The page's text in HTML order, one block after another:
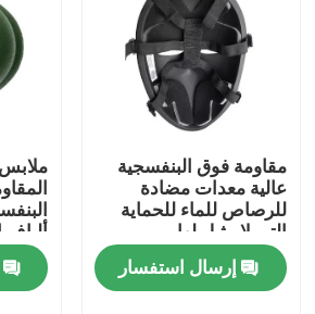
حولنا
جولة في المصنع
مراقبة الجودة
أخبار
مقاومة فوق البنفسجية
عالية معدات مضادة
للرصاص للماء للحماية
التي لا مثيل لها
إرسال استفسار
ألياف